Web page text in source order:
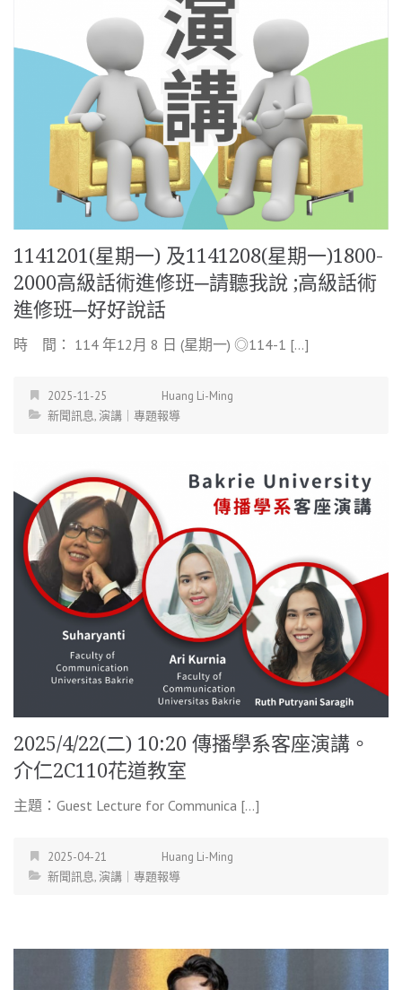
1141201(星期一) 及1141208(星期一)1800-
2000高級話術進修班─請聽我說 ;高級話術
進修班─好好說話
時 間： 114 年12月 8 日 (星期一) ◎114-1 […]
2025-11-25
Huang Li-Ming
新聞訊息,演講｜專題報導
2025/4/22(二) 10:20 傳播學系客座演講。
介仁2C110花道教室
主題：Guest Lecture for Communica […]
2025-04-21
Huang Li-Ming
新聞訊息,演講｜專題報導